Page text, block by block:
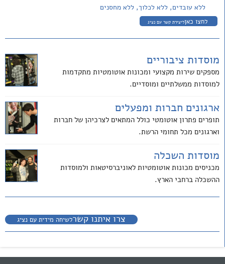
ללא עובדים, ללא לכלוך, ללא מחסנים
לחצו כאןליצירת קשר עם נציג
מוסדות ציבוריים
מספקים שירות מקצועי ומכונות אוטומטיות מתקדמות
למוסדות ממשלתיים ומוסדיים.
ארגונים חברות ומפעלים
תופרים פתרון אוטומטי כולל המתאים לצרכיהן של חברות
וארגונים מכל תחומי הרשת.
מוסדות השכלה
מכניסים מכונות אוטומטיות לאוניברסיטאות ולמוסדות
ההשכלה ברחבי הארץ.
צרו איתנו קשרלשיחה מידית עם נציג